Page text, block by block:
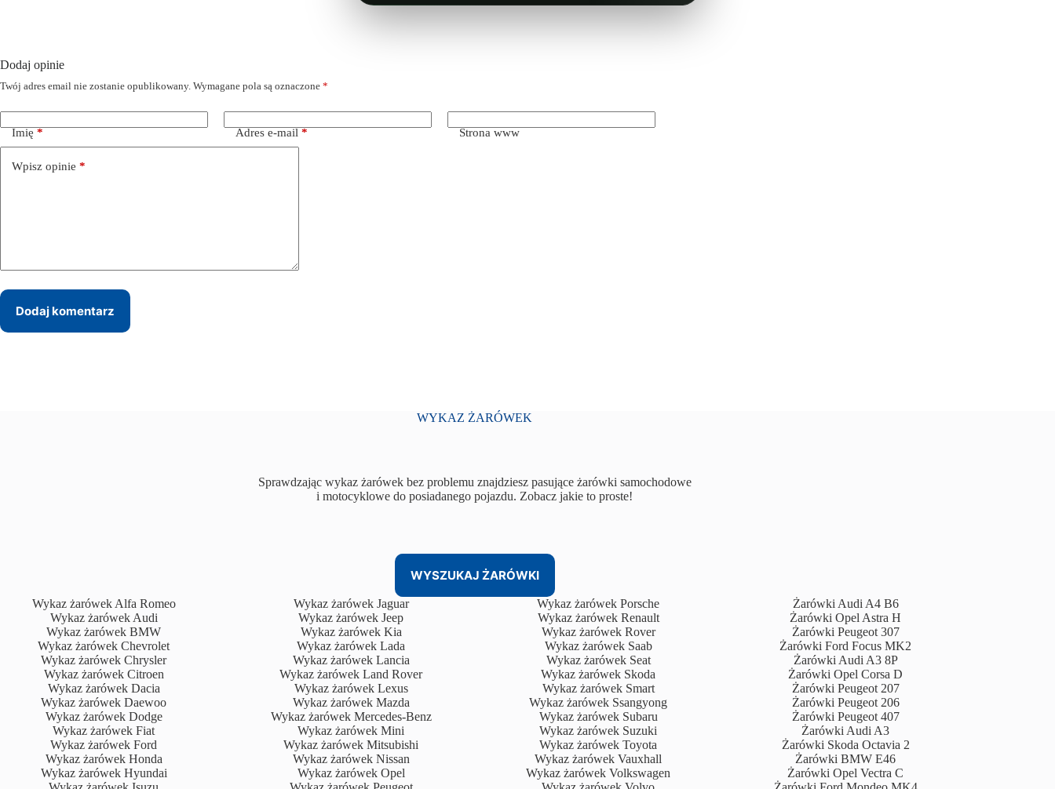
Dodaj opinie
Twój adres email nie zostanie opublikowany. Wymagane pola są oznaczone *
Imię * Adres e-mail * Strona www
Wpisz opinie *
Dodaj komentarz
WYKAZ ŻARÓWEK
Sprawdzając wykaz żarówek bez problemu znajdziesz pasujące żarówki samochodowe
i motocyklowe do posiadanego pojazdu. Zobacz jakie to proste!
WYSZUKAJ ŻARÓWKI
Wykaz żarówek Alfa Romeo
Wykaz żarówek Audi
Wykaz żarówek BMW
Wykaz żarówek Chevrolet
Wykaz żarówek Chrysler
Wykaz żarówek Citroen
Wykaz żarówek Dacia
Wykaz żarówek Daewoo
Wykaz żarówek Dodge
Wykaz żarówek Fiat
Wykaz żarówek Ford
Wykaz żarówek Honda
Wykaz żarówek Hyundai
Wykaz żarówek Jaguar
Wykaz żarówek Jeep
Wykaz żarówek Kia
Wykaz żarówek Lada
Wykaz żarówek Lancia
Wykaz żarówek Land Rover
Wykaz żarówek Lexus
Wykaz żarówek Mazda
Wykaz żarówek Mercedes-Benz
Wykaz żarówek Mini
Wykaz żarówek Mitsubishi
Wykaz żarówek Nissan
Wykaz żarówek Opel
Wykaz żarówek Porsche
Wykaz żarówek Renault
Wykaz żarówek Rover
Wykaz żarówek Saab
Wykaz żarówek Seat
Wykaz żarówek Skoda
Wykaz żarówek Smart
Wykaz żarówek Ssangyong
Wykaz żarówek Subaru
Wykaz żarówek Suzuki
Wykaz żarówek Toyota
Wykaz żarówek Vauxhall
Wykaz żarówek Volkswagen
Żarówki Audi A4 B6
Żarówki Opel Astra H
Żarówki Peugeot 307
Żarówki Ford Focus MK2
Żarówki Audi A3 8P
Żarówki Opel Corsa D
Żarówki Peugeot 207
Żarówki Peugeot 206
Żarówki Peugeot 407
Żarówki Audi A3
Żarówki Skoda Octavia 2
Żarówki BMW E46
Żarówki Opel Vectra C